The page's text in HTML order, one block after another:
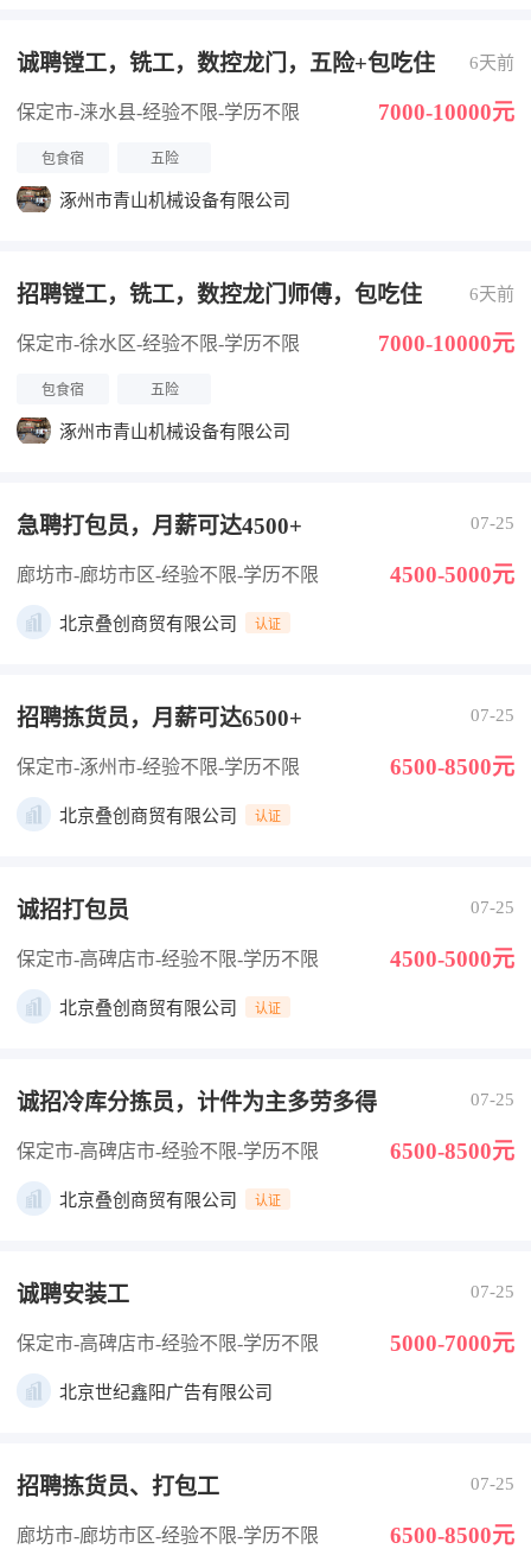
诚聘镗工，铣工，数控龙门，五险+包吃住 6天前
保定市-涞水县-经验不限-学历不限 7000-10000元
包食宿 五险
涿州市青山机械设备有限公司
招聘镗工，铣工，数控龙门师傅，包吃住 6天前
保定市-徐水区-经验不限-学历不限 7000-10000元
包食宿 五险
涿州市青山机械设备有限公司
急聘打包员，月薪可达4500+ 07-25
廊坊市-廊坊市区-经验不限-学历不限 4500-5000元
北京叠创商贸有限公司 认证
招聘拣货员，月薪可达6500+ 07-25
保定市-涿州市-经验不限-学历不限 6500-8500元
北京叠创商贸有限公司 认证
诚招打包员 07-25
保定市-高碑店市-经验不限-学历不限 4500-5000元
北京叠创商贸有限公司 认证
诚招冷库分拣员，计件为主多劳多得 07-25
保定市-高碑店市-经验不限-学历不限 6500-8500元
北京叠创商贸有限公司 认证
诚聘安装工 07-25
保定市-高碑店市-经验不限-学历不限 5000-7000元
北京世纪鑫阳广告有限公司
招聘拣货员、打包工 07-25
廊坊市-廊坊市区-经验不限-学历不限 6500-8500元